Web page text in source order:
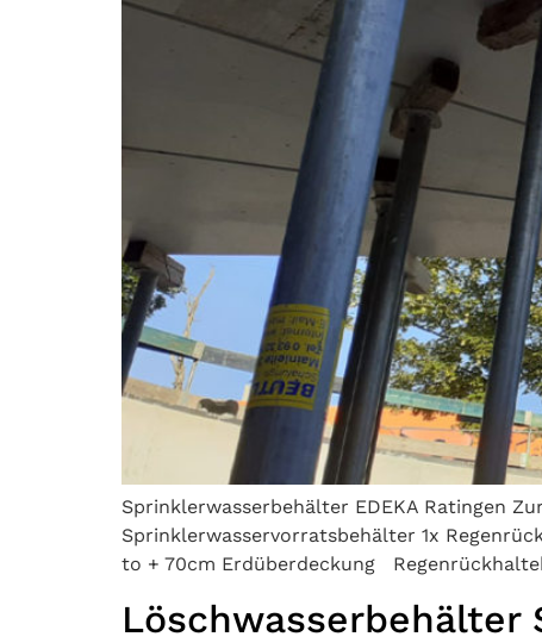
Sprinklerwasserbehälter EDEKA Ratingen
Sprinklerwasservorratsbehälter 1x
to + 70cm Erdüberdeckung
Löschwasserbehälter